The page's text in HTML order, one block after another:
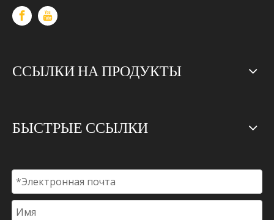
ССЫЛКИ НА ПРОДУКТЫ
БЫСТРЫЕ ССЫЛКИ